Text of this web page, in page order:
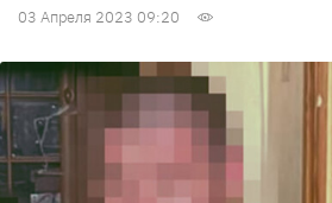
03 Апреля 2023 09:20